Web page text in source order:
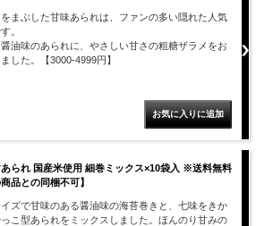
まぶした甘味あられは、ファンの多い隠れた人気
。
油味のあられに、やさしい甘さの粗糖ザラメをお
した。【3000-4999円】
あられ 国産米使用 細巻ミックス×10袋入 ※送料無料
商品との同梱不可】
ズで甘味のある醤油味の海苔巻きと、七味をきか
こ型あられをミックスしました。ほんのり甘みの